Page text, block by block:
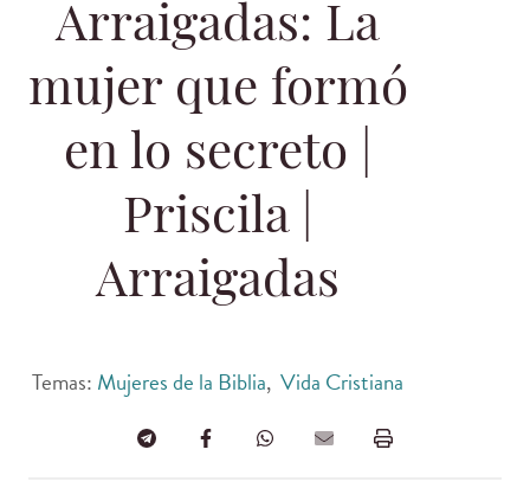
Arraigadas: La
mujer que formó
en lo secreto |
Priscila |
Arraigadas
Temas: Mujeres de la Biblia, Vida Cristiana